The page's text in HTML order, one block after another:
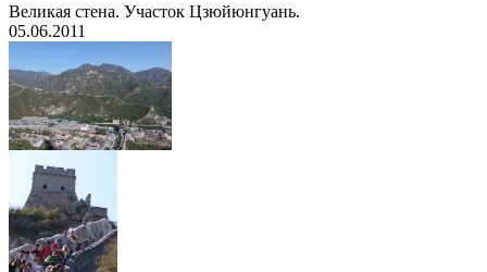
Великая стена. Участок Цзюйюнгуань.
05.06.2011